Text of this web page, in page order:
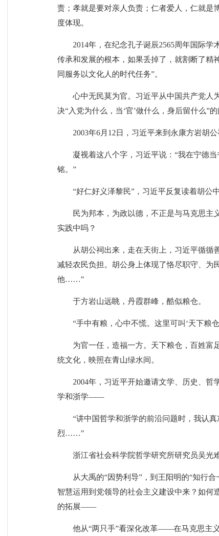
责；孝就是要对亲人负责；仁者爱人，仁就是
度体现。
2014年，在纪念孔子诞辰2565周年国际
传承和发展的根本，如果丢掉了，就割断了精
同服务以文化人的时代任务”。
心中无民莫为官。习近平从中国共产党人
决“入党为什么，当‘官’做什么，身后留什么”
2003年6月12日，习近平来到永康方岩胡
凝视着这八个字，习近平说：“我在宁德
铭。”
“好仁好义泽黎民”，习近平反复读着胡公
民为邦本，为政以德，不正是与马克思主
实践中吗？
从胡公祠出来，走在天街上，习近平循循
减轻农民负担。胡公身上体现了恪尽职守、为
他……”
于方岩山远眺，丹霞群峰，酷似粮仓。
“手中有粮，心中不慌。这里可叫‘天下粮
为官一任，造福一方。天下粮仓，百姓富
统文化，映照在青山绿水间。
2004年，习近平开始邀请文学、历史、
学和浙学——
“讲中国哲学和浙学的前沿问题时，我认
烈……”
浙江省社会科学院哲学研究所研究员吴光
从大禹的“因势利导”，到王阳明的“知行
智慧运用到党领导的社会主义建设中来？如
的拓展——
他从“两只手”看深化改革——在马克思主